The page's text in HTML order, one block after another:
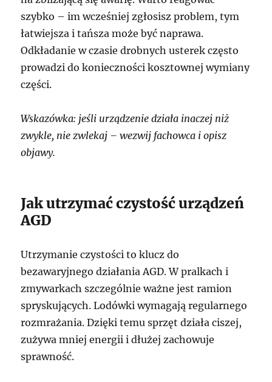
szybko – im wcześniej zgłosisz problem, tym
łatwiejsza i tańsza może być naprawa.
Odkładanie w czasie drobnych usterek często
prowadzi do konieczności kosztownej wymiany
części.
Wskazówka: jeśli urządzenie działa inaczej niż
zwykle, nie zwlekaj – wezwij fachowca i opisz
objawy.
Jak utrzymać czystość urządzeń
AGD
Utrzymanie czystości to klucz do
bezawaryjnego działania AGD. W pralkach i
zmywarkach szczególnie ważne jest ramion
spryskujących. Lodówki wymagają regularnego
rozmrażania. Dzięki temu sprzęt działa ciszej,
zużywa mniej energii i dłużej zachowuje
sprawność.